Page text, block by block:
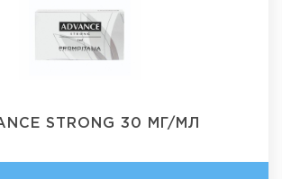
STRONG 30 МГ/МЛ